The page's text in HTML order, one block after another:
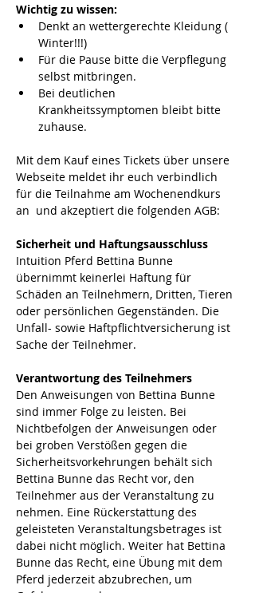
Wichtig zu wissen:
Denkt an wettergerechte Kleidung (
Winter!!!)
Für die Pause bitte die Verpflegung
selbst mitbringen.
Bei deutlichen
Krankheitssymptomen bleibt bitte
zuhause.
Mit dem Kauf eines Tickets über unsere
Webseite meldet ihr euch verbindlich
für die Teilnahme am Wochenendkurs
an  und akzeptiert die folgenden AGB:
Sicherheit und Haftungsausschluss
Intuition Pferd Bettina Bunne
übernimmt keinerlei Haftung für
Schäden an Teilnehmern, Dritten, Tieren
oder persönlichen Gegenständen. Die
Unfall- sowie Haftpflichtversicherung ist
Sache der Teilnehmer.
Verantwortung des Teilnehmers
Den Anweisungen von Bettina Bunne
sind immer Folge zu leisten. Bei
Nichtbefolgen der Anweisungen oder
bei groben Verstößen gegen die
Sicherheitsvorkehrungen behält sich
Bettina Bunne das Recht vor, den
Teilnehmer aus der Veranstaltung zu
nehmen. Eine Rückerstattung des
geleisteten Veranstaltungsbetrages ist
dabei nicht möglich. Weiter hat Bettina
Bunne das Recht, eine Übung mit dem
Pferd jederzeit abzubrechen, um